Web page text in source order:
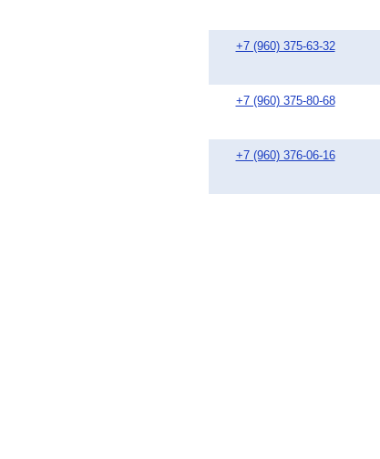
+7 (960) 375-63-32
+7 (960) 375-80-68
+7 (960) 376-06-16